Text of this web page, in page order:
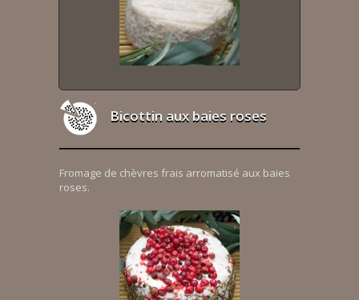
Bicottin aux baies roses
Fromage de chèvres frais arromatisé aux baies
roses.